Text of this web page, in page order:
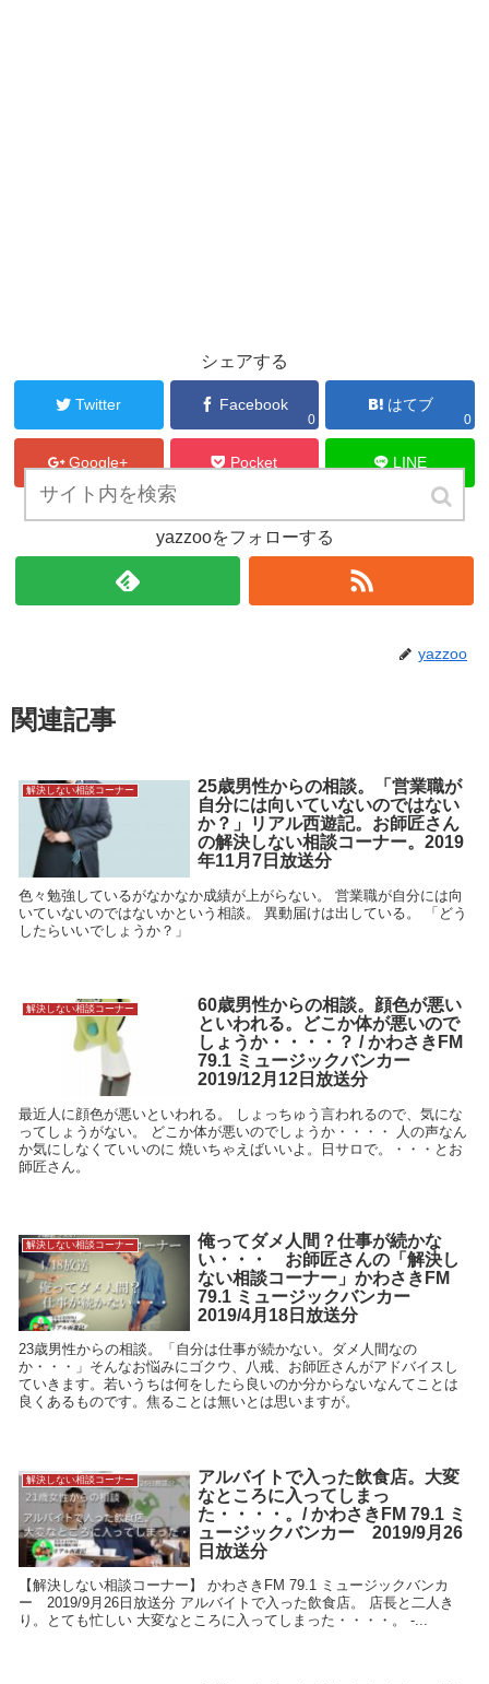
シェアする
Twitter Facebook
0
はてブ
0
Google+ Pocket LINE
yazzooをフォローする
yazzoo
関連記事
解決しない相談コーナー
25歳男性からの相談。「営業職が
自分には向いていないのではない
か？」リアル西遊記。お師匠さん
の解決しない相談コーナー。2019
年11月7日放送分
色々勉強しているがなかなか成績が上がらない。 営業職が自分には向
いていないのではないかという相談。 異動届けは出している。 「どう
したらいいでしょうか？」
解決しない相談コーナー
60歳男性からの相談。顔色が悪い
といわれる。どこか体が悪いので
しょうか・・・・？ / かわさきFM
79.1 ミュージックバンカー
2019/12月12日放送分
最近人に顔色が悪いといわれる。 しょっちゅう言われるので、気にな
ってしょうがない。 どこか体が悪いのでしょうか・・・・ 人の声なん
か気にしなくていいのに 焼いちゃえばいいよ。日サロで。・・・とお
師匠さん。
解決しない相談コーナー
俺ってダメ人間？仕事が続かな
い・・・ お師匠さんの「解決し
ない相談コーナー」かわさきFM
79.1 ミュージックバンカー
2019/4月18日放送分
23歳男性からの相談。「自分は仕事が続かない。ダメ人間なの
か・・・」そんなお悩みにゴクウ、八戒、お師匠さんがアドバイスし
ていきます。若いうちは何をしたら良いのか分からないなんてことは
良くあるものです。焦ることは無いとは思いますが。
解決しない相談コーナー
アルバイトで入った飲食店。大変
なところに入ってしまっ
た・・・・。/ かわさきFM 79.1 ミ
ュージックバンカー 2019/9月26
日放送分
【解決しない相談コーナー】 かわさきFM 79.1 ミュージックバンカ
ー 2019/9月26日放送分 アルバイトで入った飲食店。 店長と二人き
り。とても忙しい 大変なところに入ってしまった・・・・。 -...